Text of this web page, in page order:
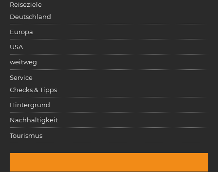
Reiseziele
Deutschland
Europa
USA
weitweg
Service
Checks & Tipps
Hintergrund
Nachhaltigkeit
Tourismus